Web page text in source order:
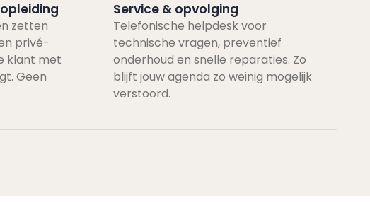
zetten
privé-
klant met
Geen
Service & opvolging
Telefonische helpdesk voor
technische vragen, preventief
onderhoud en snelle reparaties. Zo
blijft jouw agenda zo weinig mogelijk
verstoord.